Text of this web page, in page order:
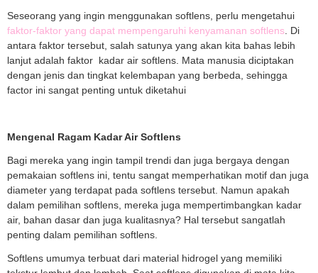
Seseorang yang ingin menggunakan softlens, perlu mengetahui
faktor-faktor yang dapat mempengaruhi kenyamanan softlens . Di
antara faktor tersebut, salah satunya yang akan kita bahas lebih
lanjut adalah faktor kadar air softlens. Mata manusia diciptakan
dengan jenis dan tingkat kelembapan yang berbeda, sehingga
factor ini sangat penting untuk diketahui
Mengenal Ragam Kadar Air Softlens
Bagi mereka yang ingin tampil trendi dan juga bergaya dengan
pemakaian softlens ini, tentu sangat memperhatikan motif dan juga
diameter yang terdapat pada softlens tersebut. Namun apakah
dalam pemilihan softlens, mereka juga mempertimbangkan kadar
air, bahan dasar dan juga kualitasnya? Hal tersebut sangatlah
penting dalam pemilihan softlens.
Softlens umumya terbuat dari material hidrogel yang memiliki